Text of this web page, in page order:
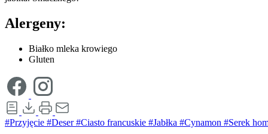
Alergeny:
Białko mleka krowiego
Gluten
#Przyjęcie #Deser#Ciasto francuskie #Jabłka #Cynamon #Serek